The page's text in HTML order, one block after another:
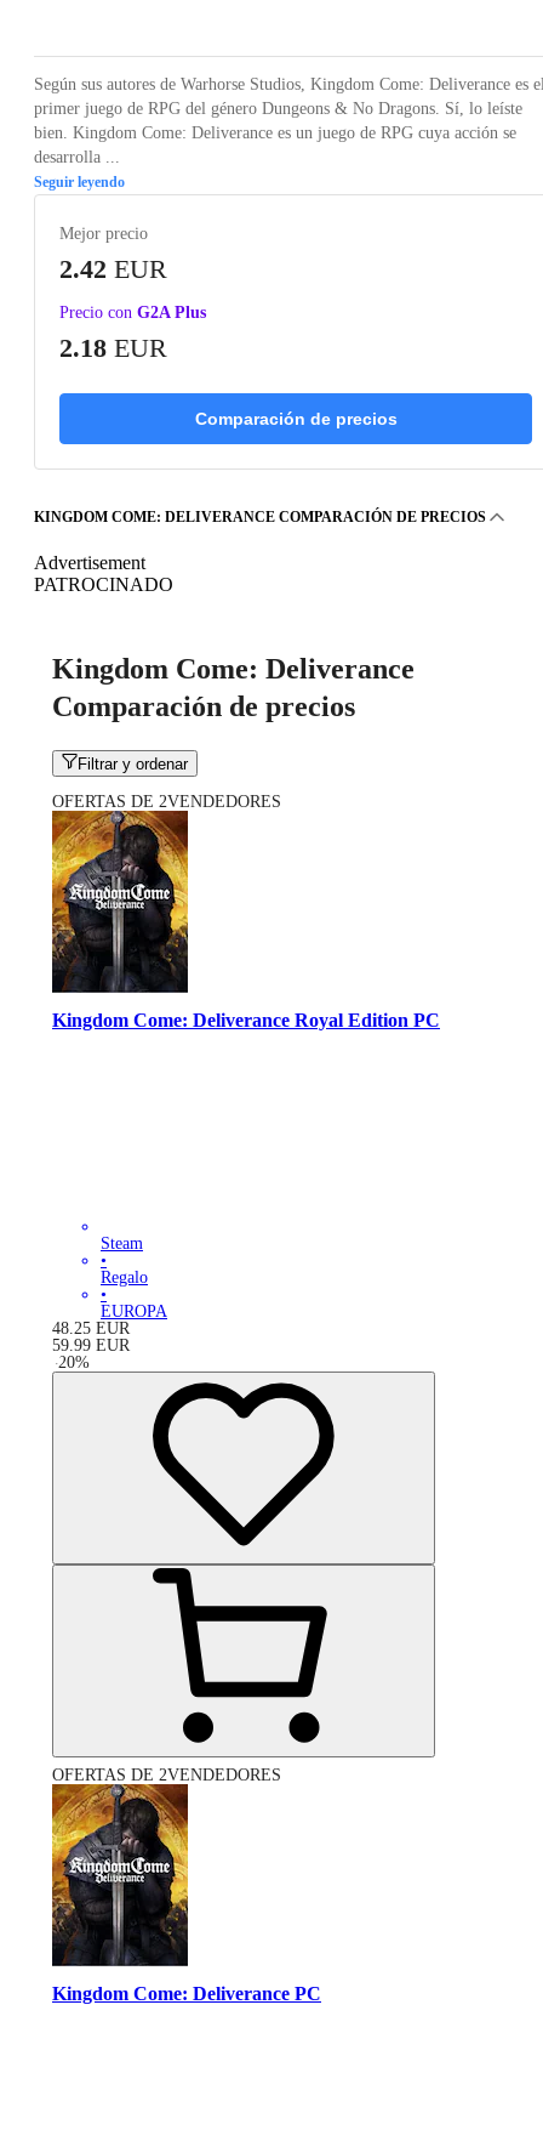
Según sus autores de Warhorse Studios, Kingdom Come: Deliverance es
primer juego de RPG del género Dungeons & No Dragons. Sí, lo leíste
bien. Kingdom Come: Deliverance es un juego de RPG cuya acción se
desarrolla ...
Seguir leyendo
Mejor precio
2.42 EUR
Precio con G2A Plus
2.18 EUR
Comparación de precios
KINGDOM COME: DELIVERANCE COMPARACIÓN DE PRECIOS
Advertisement
PATROCINADO
Kingdom Come: Deliverance
Comparación de precios
Filtrar y ordenar
OFERTAS DE 2VENDEDORES
Kingdom Come: Deliverance Royal Edition PC
Steam
•
Regalo
•
EUROPA
48.25 EUR
59.99 EUR
-20%
OFERTAS DE 2VENDEDORES
Kingdom Come: Deliverance PC